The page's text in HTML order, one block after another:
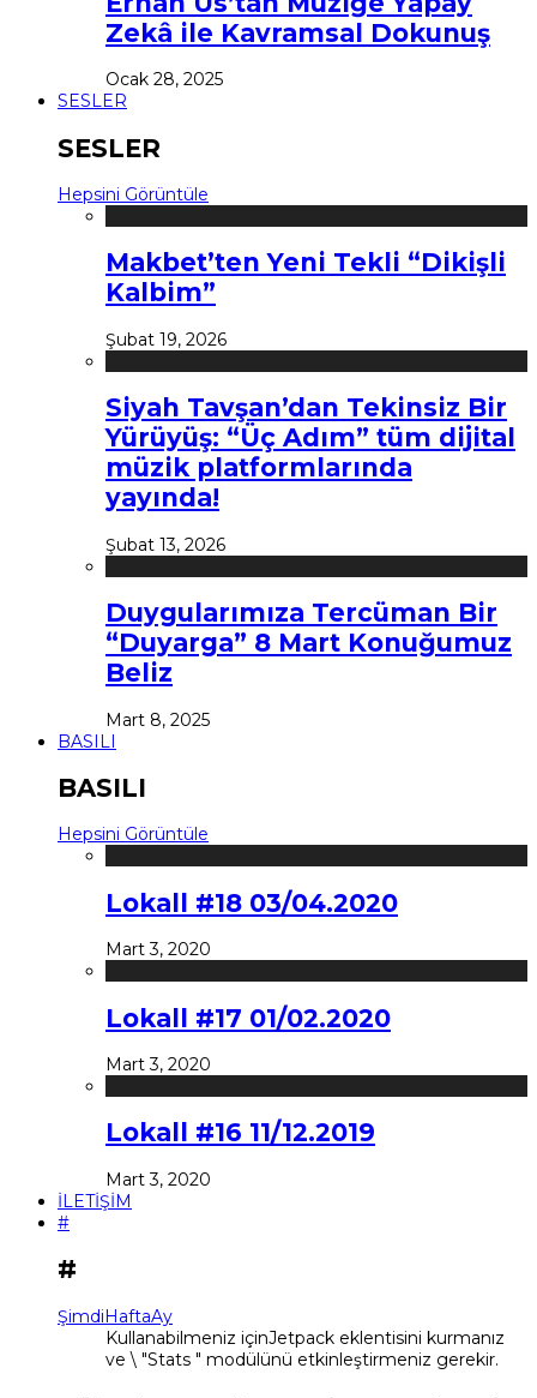
Zekâ ile Kavramsal Dokunuş
Ocak 28, 2025
SESLER
SESLER
Hepsini Görüntüle
Makbet’ten Yeni Tekli “Dikişli
Kalbim”
Şubat 19, 2026
Siyah Tavşan’dan Tekinsiz Bir
Yürüyüş: “Üç Adım” tüm dijital
müzik platformlarında
yayında!
Şubat 13, 2026
Duygularımıza Tercüman Bir
“Duyarga” 8 Mart Konuğumuz
Beliz
Mart 8, 2025
BASILI
BASILI
Hepsini Görüntüle
Lokall #18 03/04.2020
Mart 3, 2020
Lokall #17 01/02.2020
Mart 3, 2020
Lokall #16 11/12.2019
Mart 3, 2020
İLETİŞİM
#
#
ŞimdiHaftaAy
Kullanabilmeniz içinJetpack eklentisini kurmanız
ve \ "Stats " modülünü etkinleştirmeniz gerekir.